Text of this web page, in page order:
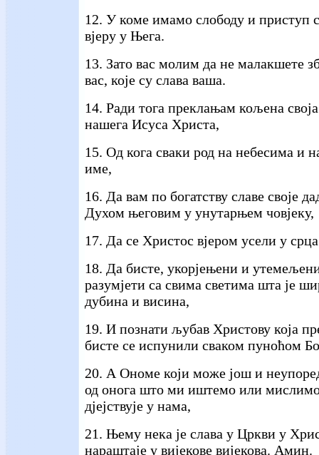
12. У коме имамо слободу и приступ
вјеру у Њега.
13. Зато вас молим да не малакшете
вас, које су слава ваша.
14. Ради тога преклањам кољена
нашега Исуса Христа,
15. Од кога сваки род на небесима и
име,
16. Да вам по богатству славе своје
Духом његовим у унутарњем човјеку,
17. Да се Христос вјером усели у
18. Да бисте, укорјењени и
разумјети са свима светима шта је
дубина и висина,
19. И познати љубав Христову која
бисте се испунили сваком пуноћом
20. А Ономе који може још и
од онога што ми иштемо или
дјејствује у нама,
21. Њему нека је слава у Цркви у
нараштаје у вијекове вијекова. Амин.